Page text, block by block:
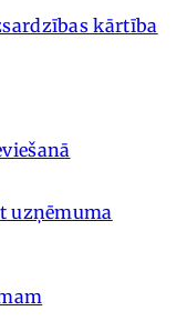
kārtība
uzņēmuma